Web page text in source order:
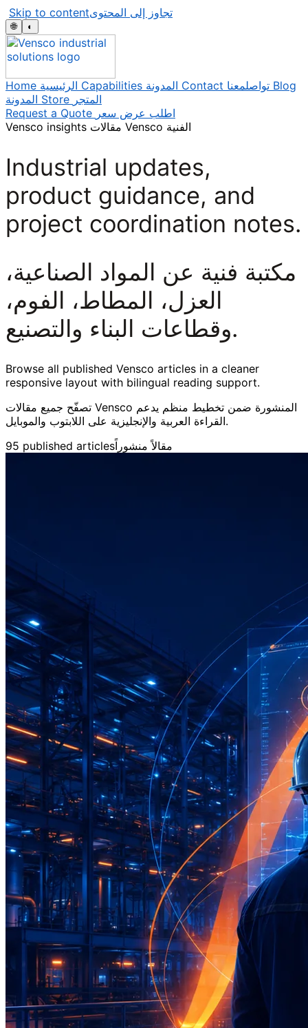
Skip to contentتجاوز إلى المحتوى
🌐 ◐
Home الرئيسية Capabilities المدونة Contact تواصلمعنا Blog
المدونة Store المتجر
Request a Quote اطلب عرض سعر
Vensco insights
مقالات Vensco الفنية
Industrial updates,
product guidance, and
project coordination notes.
مكتبة فنية عن المواد الصناعية،
العزل، المطاط، الفوم،
وقطاعات البناء والتصنيع.
Browse all published Vensco articles in a cleaner
responsive layout with bilingual reading support.
تصفّح جميع مقالات Vensco المنشورة ضمن تخطيط منظم يدعم
القراءة العربية والإنجليزية على اللابتوب والموبايل.
95 published articlesمقالاً منشوراً